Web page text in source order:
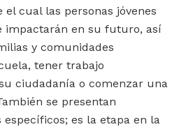
cual las personas jóvenes
impactarán en su futuro, así
y comunidades
tener trabajo
ciudadanía o comenzar una
se presentan
es la etapa en la